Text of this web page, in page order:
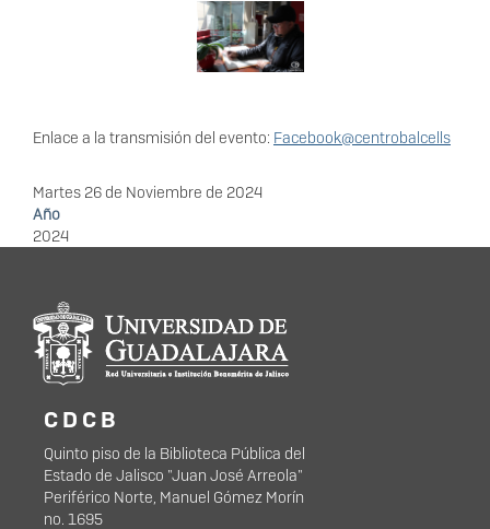
Enlace a la transmisión del evento: Facebook@centrobalcells
Martes 26 de Noviembre de 2024
Año
2024
Información del
portal
C D C B
Quinto piso de la Biblioteca Pública del
Estado de Jalisco "Juan José Arreola"
Periférico Norte, Manuel Gómez Morín
no. 1695